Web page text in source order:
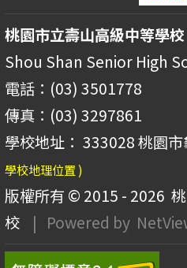
桃園市立壽山高級中等學校
Shou Shan Senior High
電話：(03) 3501778
傳真：(03) 3297861
學校地址： 333028 桃園
學校地理位置 )
版權所有 © 2015 - 2026
校
| Powered by